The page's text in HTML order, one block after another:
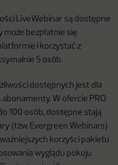
LiveWebinar są dostępne
może bezpłatnie się
i korzystać z
5 osób.
dostępnych jest dla
W ofercie PRO
100 osób, dostępne stają
(tzw. Evergreen Webinars)
korzyści pakietu
wyglądu pokoju